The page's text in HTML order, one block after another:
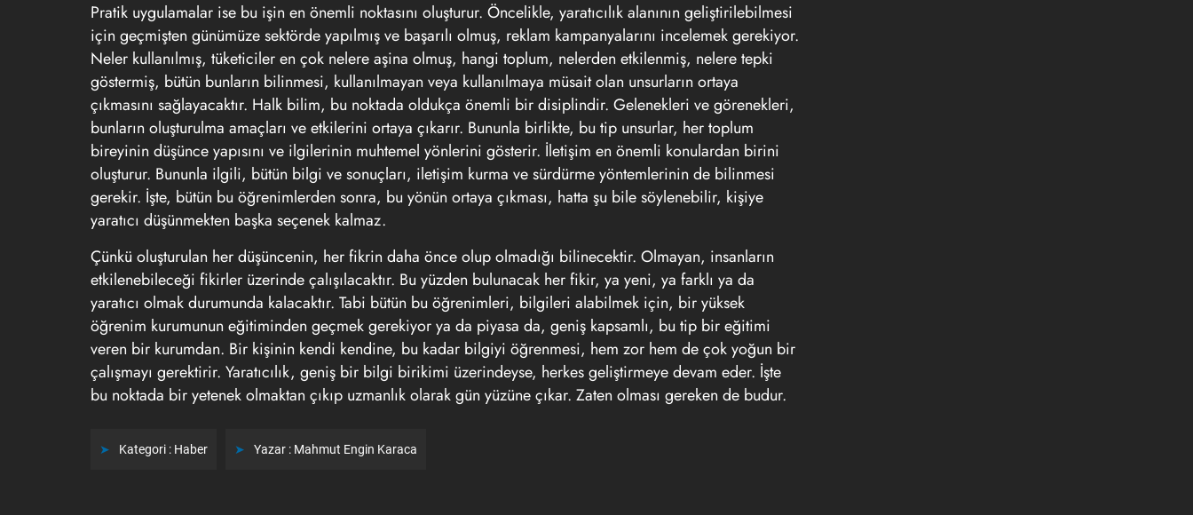
Pratik uygulamalar ise bu işin en önemli noktasını oluşturur. Öncelikle, yaratıcılıkalanının geliştirilebilmesi
için geçmişten günümüze sektörde yapılmış ve başarılı olmuş, reklam kampanyalarını incelemek gerekiyor.
Neler kullanılmış, tüketiciler en çok nelere aşina olmuş, hangi toplum, nelerden etkilenmiş, nelere tepki
göstermiş, bütün bunların bilinmesi, kullanılmayan veya kullanılmaya müsait olan unsurların ortaya
çıkmasını sağlayacaktır. Halk bilim, bu noktada oldukça önemli bir disiplindir. Gelenekleri ve görenekleri,
bunların oluşturulma amaçları ve etkilerini ortaya çıkarır. Bununla birlikte, bu tip unsurlar, her toplum
bireyinin düşünce yapısını ve ilgilerinin muhtemel yönlerini gösterir. İletişim en önemli konulardan birini
oluşturur. Bununla ilgili, bütün bilgi ve sonuçları, iletişim kurma ve sürdürme yöntemlerinin de bilinmesi
gerekir. İşte, bütün bu öğrenimlerden sonra, bu yönün ortaya çıkması, hatta şu bile söylenebilir, kişiye
yaratıcı düşünmekten başka seçenek kalmaz.
Çünkü oluşturulan her düşüncenin, her fikrin daha önce olup olmadığı bilinecektir. Olmayan, insanların
etkilenebileceği fikirler üzerinde çalışılacaktır. Bu yüzden bulunacak her fikir, ya yeni, ya farklı ya da
yaratıcı olmak durumunda kalacaktır. Tabi bütün bu öğrenimleri, bilgileri alabilmek için, bir yüksek
öğrenim kurumunun eğitiminden geçmek gerekiyor ya da piyasa da, geniş kapsamlı, bu tip bir eğitimi
veren bir kurumdan. Bir kişinin kendi kendine, bu kadar bilgiyi öğrenmesi, hem zor hem de çok yoğun bir
çalışmayı gerektirir. Yaratıcılık, geniş bir bilgi birikimi üzerindeyse, herkes geliştirmeye devam eder. İşte
bu noktada bir yetenek olmaktan çıkıp uzmanlık olarak gün yüzüne çıkar. Zaten olması gereken de budur.
Kategori : Haber Yazar : Mahmut Engin Karaca